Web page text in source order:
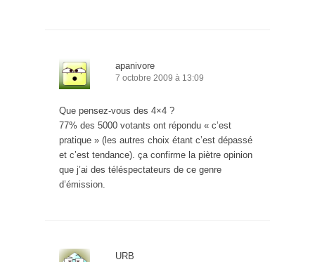
apanivore
7 octobre 2009 à 13:09
Que pensez-vous des 4×4 ?
77% des 5000 votants ont répondu « c’est
pratique » (les autres choix étant c’est dépassé
et c’est tendance). ça confirme la piètre opinion
que j’ai des téléspectateurs de ce genre
d’émission.
URB